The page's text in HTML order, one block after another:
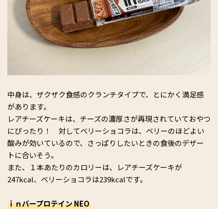
中身は、 ザクザク食感のクランチタイプで、とにかく満足感
があり ます。
レアチーズケーキは、チーズの濃厚さが再現されていておやつ
にぴったり！ 対してベリーショコラは、ベリーのほどよい
酸みが効いているので、さっぱりしたいときの食後のデザー
トに合いそう。
また、１本あたりのカロリーは、レアチーズケーキが
247kcal、ベリーショコラは239kcalです。
ｉｎバープロテイン NEO